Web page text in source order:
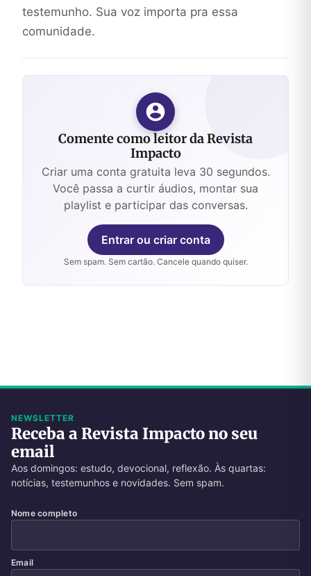
testemunho. Sua voz importa pra essa
comunidade.
Comente como leitor da Revista
Impacto
Criar uma conta gratuita leva 30 segundos.
Você passa a curtir áudios, montar sua
playlist e participar das conversas.
Entrar ou criar conta
Sem spam. Sem cartão. Cancele quando quiser.
NEWSLETTER
Receba a Revista Impacto no seu
email
Aos domingos: estudo, devocional, reflexão. Às quartas:
notícias, testemunhos e novidades. Sem spam.
Nome completo
Email